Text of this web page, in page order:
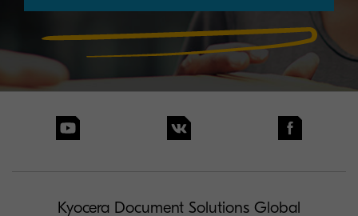
Kyocera Document Solutions Global